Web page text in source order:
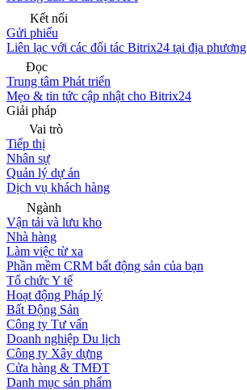
Kết nối
Gửi phiếu
Liên lạc với các đối tác Bitrix24 tại địa phương
Đọc
Trung tâm Phát triển
Mẹo & tin tức cập nhật cho Bitrix24
Giải pháp
Vai trò
Tiếp thị
Nhân sự
Quản lý dự án
Dịch vụ khách hàng
Ngành
Vận tải và lưu kho
Nhà hàng
Làm việc từ xa
Phần mềm CRM bất động sản của bạn
Tổ chức Y tế
Hoạt động Pháp lý
Bất Động Sản
Công ty Tư vấn
Doanh nghiệp Du lịch
Công ty Xây dựng
Cửa hàng & TMĐT
Danh mục sản phẩm